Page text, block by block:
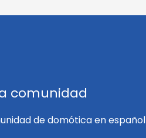
comunidad
de domótica en español